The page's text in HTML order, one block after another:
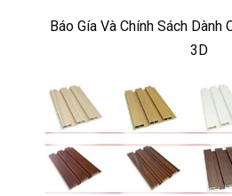
Báo Gía Và Chính Sách Dành
3D